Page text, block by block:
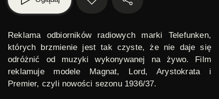
Reklama odbiorników radiowych marki Telefunken,
których brzmienie jest tak czyste, że nie daje się
odróżnić od muzyki wykonywanej na żywo. Film
reklamuje modele Magnat, Lord, Arystokrata i
Premier, czyli nowości sezonu 1936/37.